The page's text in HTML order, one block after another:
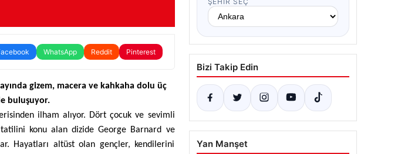
WhatsApp Reddit Pinterest
gizem, macera ve kahkaha dolu üç
buluşuyor.
ilham alıyor. Dört çocuk ve sevimli
tatilini konu alan dizide George Barnard ve
Hayatları altüst olan gençler, kendilerini
Bizi Takip Edin
Yan Manşet